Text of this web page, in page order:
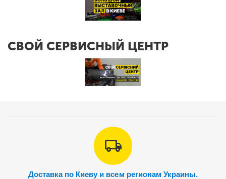
СВОЙ СЕРВИСНЫЙ ЦЕНТР
Доставка по Киеву и всем регионам Украины.